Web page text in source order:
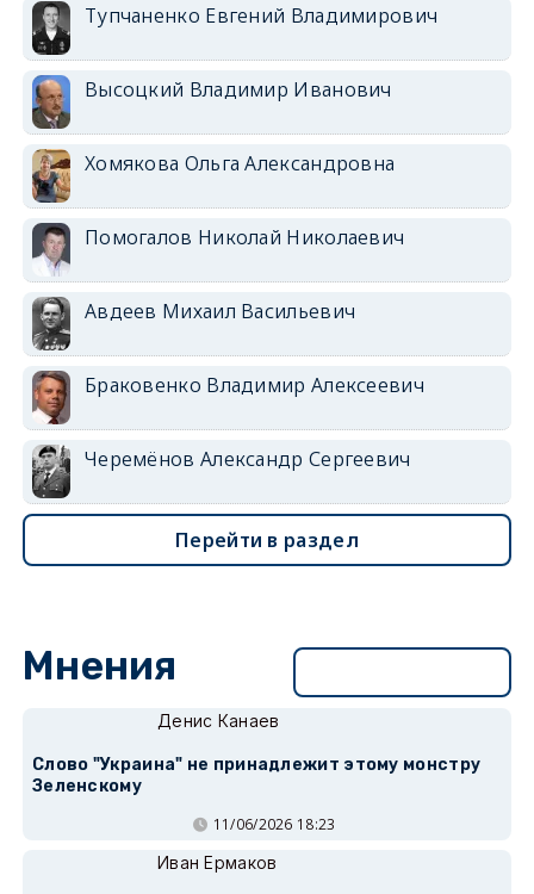
Тупчаненко Евгений Владимирович
Высоцкий Владимир Иванович
Хомякова Ольга Александровна
Помогалов Николай Николаевич
Авдеев Михаил Васильевич
Браковенко Владимир Алексеевич
Черемёнов Александр Сергеевич
Перейти в раздел
Мнения
Денис Канаев
Слово "Украина" не принадлежит этому монстру
Зеленскому
11/06/2026 18:23
Иван Ермаков